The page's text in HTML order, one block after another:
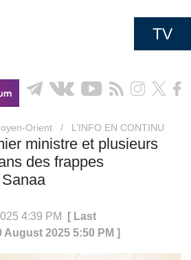
TV
Orient / L’INFO EN CONTINU
ministre et plusieurs
des frappes
4:39 PM
[ Last
2025 5:50 PM ]